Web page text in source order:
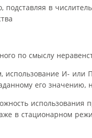
подставляя в
по смыслу
использование И- или
его значению,
использования
в стационарном